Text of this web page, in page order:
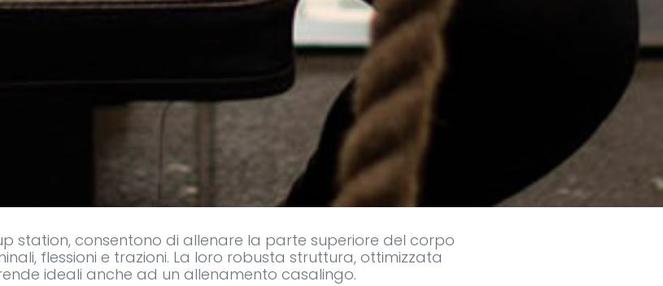
station, consentono di allenare la parte superiore del corpo
flessioni e trazioni. La loro robusta struttura, ottimizzata
ideali anche ad un allenamento casalingo.